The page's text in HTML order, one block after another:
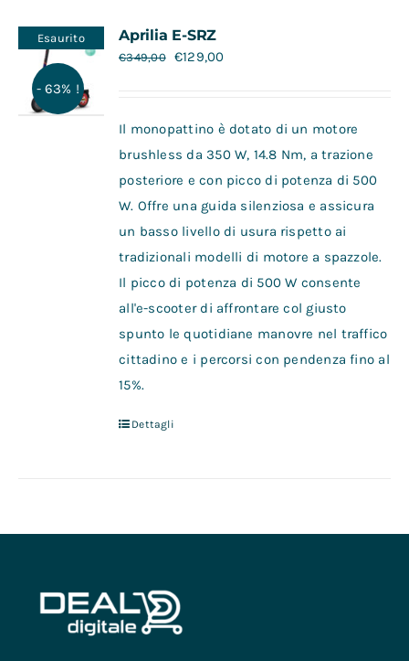
Contatti
Esaurito
- 63% !
Aprilia E-SRZ
€349,00 €129,00
Il monopattino è dotato di un motore
brushless da 350 W, 14.8 Nm, a trazione
posteriore e con picco di potenza di 500
W. Offre una guida silenziosa e assicura
un basso livello di usura rispetto ai
tradizionali modelli di motore a spazzole.
Il picco di potenza di 500 W consente
all'e-scooter di affrontare col giusto
spunto le quotidiane manovre nel traffico
cittadino e i percorsi con pendenza fino al
15%.
Dettagli